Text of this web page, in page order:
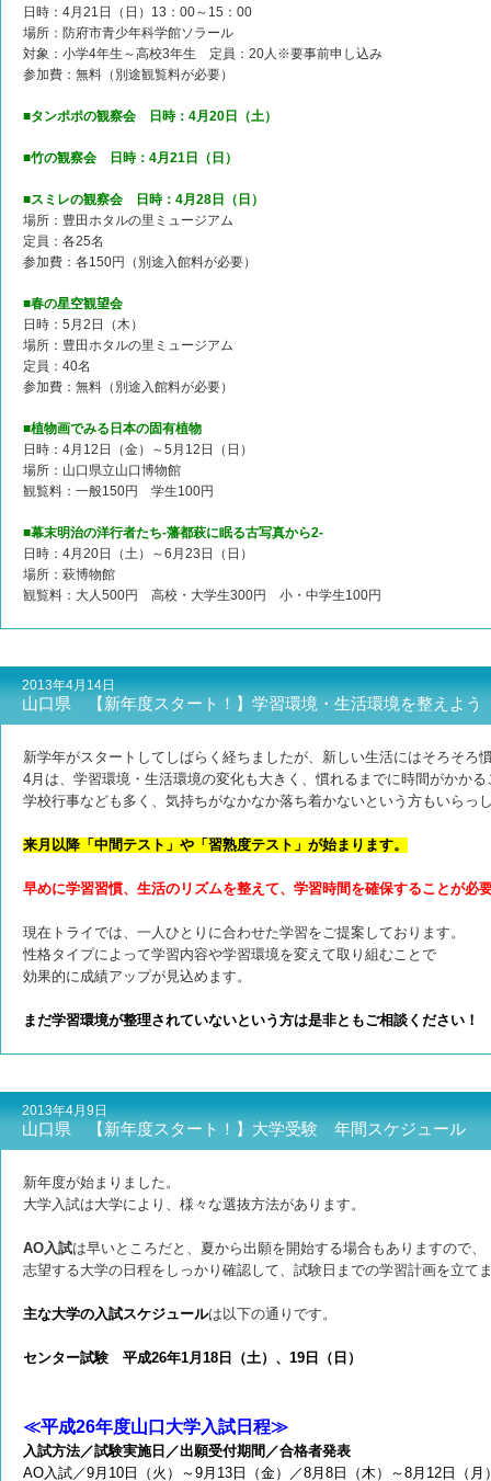
日時：4月21日（日）13：00～15：00
場所：防府市青少年科学館ソラール
対象：小学4年生～高校3年生 定員：20人※要事前申し込み
参加費：無料（別途観覧料が必要）
■タンポポの観察会 日時：4月20日（土）
■竹の観察会 日時：4月21日（日）
■スミレの観察会 日時：4月28日（日）
場所：豊田ホタルの里ミュージアム
定員：各25名
参加費：各150円（別途入館料が必要）
■春の星空観望会
日時：5月2日（木）
場所：豊田ホタルの里ミュージアム
定員：40名
参加費：無料（別途入館料が必要）
■植物画でみる日本の固有植物
日時：4月12日（金）～5月12日（日）
場所：山口県立山口博物館
観覧料：一般150円 学生100円
■幕末明治の洋行者たち-藩都萩に眠る古写真から2-
日時：4月20日（土）～6月23日（日）
場所：萩博物館
観覧料：大人500円 高校・大学生300円 小・中学生100円
2013年4月14日
山口県 【新年度スタート！】学習環境・生活環境を整えよう
新学年がスタートしてしばらく経ちましたが、新しい生活にはそろそろ
4月は、学習環境・生活環境の変化も大きく、慣れるまでに時間がかかる
学校行事なども多く、気持ちがなかなか落ち着かないという方も いらっ
来月以降「中間テスト」や「習熟度テスト」が始まります。
早めに学習習慣、生活のリズムを整えて、学習時間を確保することが必
現在トライでは、一人ひとりに合わせた学習をご提案しております。
性格タイプによって学習内容や学習環境を変えて取り組むことで
効果的に成績アップが見込めます。
まだ学習環境が整理されていないという方は是非ともご相談ください！
2013年4月9日
山口県 【新年度スタート！】大学受験 年間スケジュール
新年度が始まりました。
大学入試は大学により、様々な選抜方法があります。
AO入試は早いところだと、夏から出願を開始する場合もありますので、
志望する大学の日程をしっかり確認して、試験日までの学習計画を立て
主な大学の入試スケジュールは以下の通りです。
センター試験 平成26年1月18日（土）、19日（日）
≪平成26年度山口大学入試日程≫
入試方法／試験実施日／出願受付期間／合格者発表
AO入試／9月10日（火）～9月13日（金）／8月8日（木）～8月12日（月